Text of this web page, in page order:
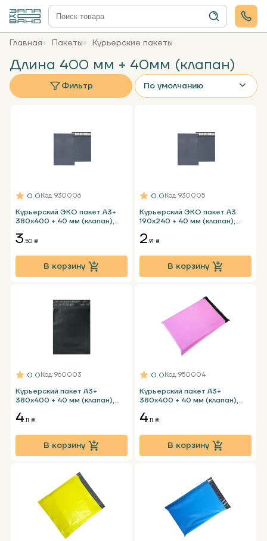
Главная Пакеты Курьерские пакеты
Длина 400 мм + 40мм (клапан)
Фильтр По умолчанию
Курьерский ЭКО пакет А3+
380х400 + 40 мм (клапан),
0.0Код: 930006
3.50 ₴
В корзину
Курьерский ЭКО пакет А3
190х240 + 40 мм (клапан),
0.0Код: 930005
2.91 ₴
В корзину
Курьерский пакет А3+
380х400 + 40 мм (клапан),
0.0Код: 960003
4.11 ₴
В корзину
Курьерский пакет А3+
380х400 + 40 мм (клапан),
0.0Код: 950004
4.11 ₴
В корзину